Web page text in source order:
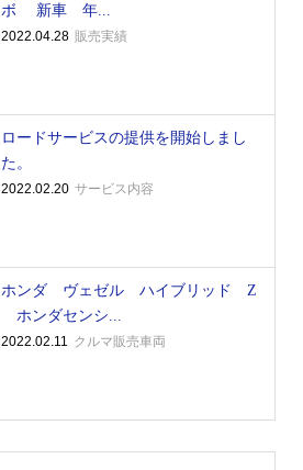
ボ 新車 年...
2022.04.28 販売実績
ロードサービスの提供を開始しまし
た。
2022.02.20 サービス内容
ホンダ ヴェゼル ハイブリッド Z
ホンダセンシ...
2022.02.11 クルマ販売車両